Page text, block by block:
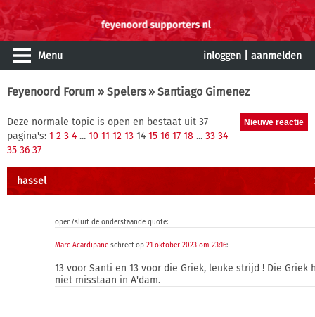
Menu inloggen aanmelden
Feyenoord Forum » Spelers» Santiago Gimenez
Deze normale topic is open en bestaat uit 37
pagina's: 1 2 3 4 ... 10 11 12 13 14 15 16 17 18 ... 33 34
35 36 37
hassel
open/sluit de onderstaande quote:
Marc Acardipane schreef op21 oktober 2023 om 23:16:
13 voor Santi en 13 voor die Griek, leuke strijd ! Die Griek
niet misstaan in A'dam.